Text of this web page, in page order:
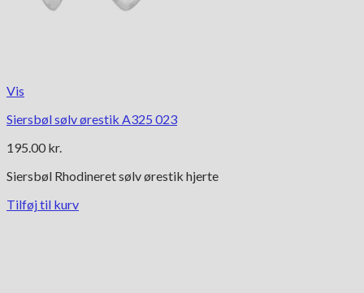
Vis
Siersbøl sølv ørestik A325 023
195.00 kr.
Siersbøl Rhodineret sølv ørestik hjerte
Tilføj til kurv